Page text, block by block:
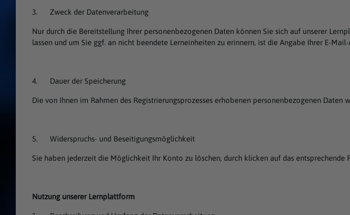
3. Zweck der Datenverarbeitung
Nur durch die Bereitstellung Ihrer personenbezogenen Daten können Sie sich auf unserer
lassen und um Sie ggf. an nicht beendete Lerneinheiten zu erinnern, ist die Angabe Ihrer E-
4. Dauer der Speicherung
Die von Ihnen im Rahmen des Registrierungsprozesses erhobenen personenbezogenen Daten
5. Widerspruchs- und Beseitigungsmöglichkeit
Sie haben jederzeit die Möglichkeit Ihr Konto zu löschen, durch klicken auf das
Nutzung unserer Lernplattform